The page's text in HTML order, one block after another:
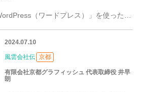
2024.07.10
風雲会社伝 京都
有限会社京都グラフィッシュ 代表取締役 井早
朗